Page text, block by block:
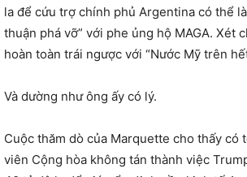
la để cứu trợ chính phủ Argentina có thể
thuận phá vỡ” với phe ủng hộ MAGA. Xét
hoàn toàn trái ngược với “Nước Mỹ trên
Và dường như ông ấy có lý.
Cuộc thăm dò của Marquette cho thấy có
viên Cộng hòa không tán thành việc